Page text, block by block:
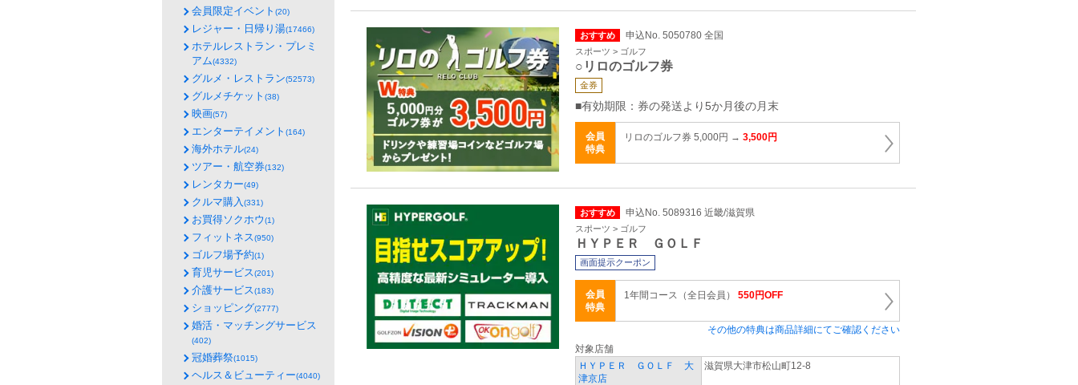
おすすめ 申込No. 5050780 全国
スポーツ > ゴルフ
○リロのゴルフ券
金券
■有効期限：券の発送より5か月後の月末
会員
特典
リロのゴルフ券 5,000円 → 3,500円
おすすめ 申込No. 5089316 近畿/滋賀県
スポーツ > ゴルフ
ＨＹＰＥＲ ＧＯＬＦ
画面提示クーポン
会員
特典
1年間コース（全日会員） 550円OFF
その他の特典は商品詳細にてご確認ください
対象店舗
ＨＹＰＥＲ ＧＯＬＦ 大
津京店
滋賀県大津市松山町12-8
会員限定イベント (20)
レジャー・日帰り湯(17466)
ホテルレストラン・プレミ
アム(4332)
グルメ・レストラン(52573)
グルメチケット (38)
映画(57)
エンターテイメント (164)
海外ホテル(24)
ツアー・航空券(132)
レンタカー(49)
クルマ購入(331)
お買得ソクホウ(1)
フィットネス(950)
ゴルフ場予約(1)
育児サービス(201)
介護サービス(183)
ショッピング(2777)
婚活・マッチングサービス
(402)
冠婚葬祭(1015)
ヘルス＆ビューティー(4040)